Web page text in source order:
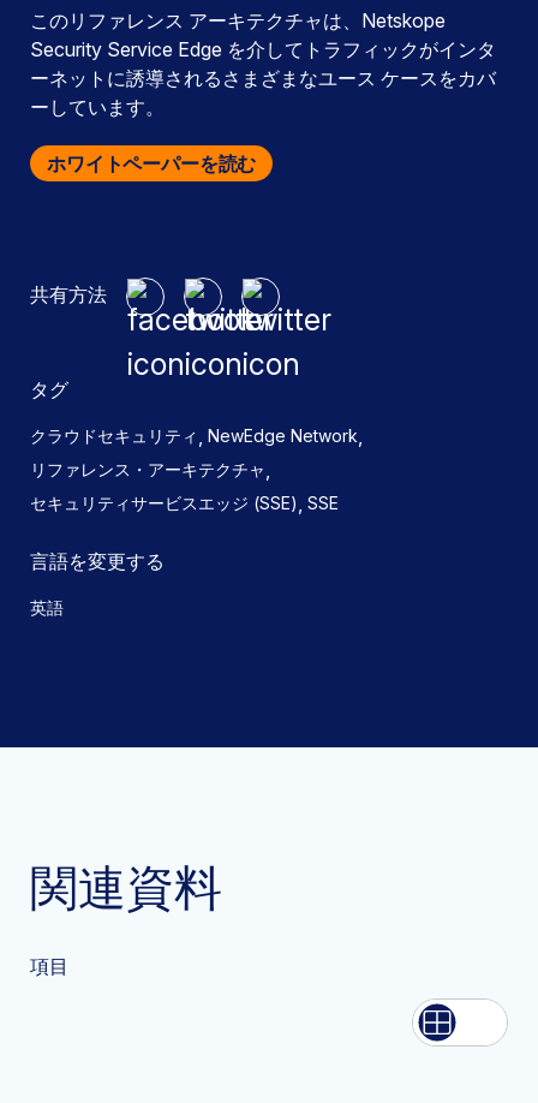
このリファレンス アーキテクチャは、Netskope
Security Service Edge を介してトラフィックがインタ
ーネットに誘導されるさまざまなユース ケースをカバ
ーしています。
ホワイトペーパーを読む
共有方法
タグ
クラウドセキュリティ , NewEdge Network,
リファレンス・アーキテクチャ,
セキュリティサービスエッジ (SSE), SSE
言語を変更する
英語
関連資料
項目
List Grid